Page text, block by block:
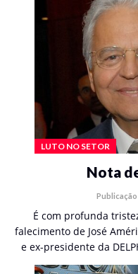
LUTO NO SETOR
Nota
Publicação
É com profunda
falecimento de José
e ex-presidente da